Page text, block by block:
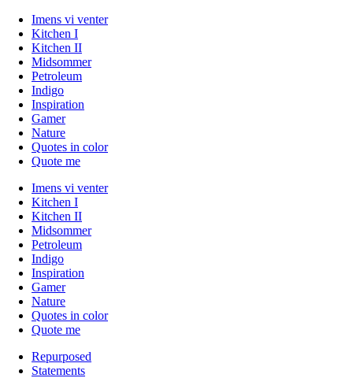
Imens vi venter
Kitchen I
Kitchen II
Midsommer
Petroleum
Indigo
Inspiration
Gamer
Nature
Quotes in color
Quote me
Imens vi venter
Kitchen I
Kitchen II
Midsommer
Petroleum
Indigo
Inspiration
Gamer
Nature
Quotes in color
Quote me
Repurposed
Statements